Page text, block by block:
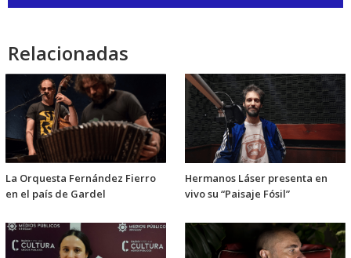
audio
Relacionadas
La Orquesta Fernández Fierro
en el país de Gardel
Hermanos Láser presenta en
vivo su “Paisaje Fósil”